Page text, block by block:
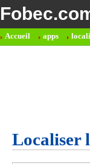
Accueil apps
Localiser